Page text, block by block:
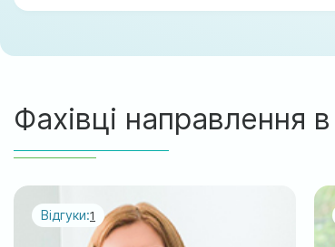
Фахівці направлення
Відгуки:1